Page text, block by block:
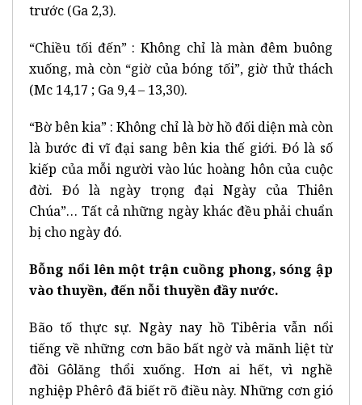
trước (Ga 2,3).
“Chiều tối đến” : Không chỉ là màn đêm buông
xuống, mà còn “giờ của bóng tối”, giờ thử thách
(Mc 14,17 ; Ga 9,4 – 13,30).
“Bờ bên kia” : Không chỉ là bờ hồ đối diện mà còn
là bước đi vĩ đại sang bên kia thế giới. Đó là số
kiếp của mỗi người vào lúc hoàng hôn của cuộc
đời. Đó là ngày trọng đại Ngày của Thiên
Chúa”… Tất cả những ngày khác đều phải chuẩn
bị cho ngày đó.
Bỗng nổi lên một trận cuồng phong, sóng ập
vào thuyền, đến nỗi thuyền đầy nước.
Bão tố thực sự. Ngày nay hồ Tibêria vẫn nổi
tiếng về những cơn bão bất ngờ và mãnh liệt từ
đồi Gôlăng thổi xuống. Hơn ai hết, vì nghề
nghiệp Phêrô đã biết rõ điều này. Những cơn gió